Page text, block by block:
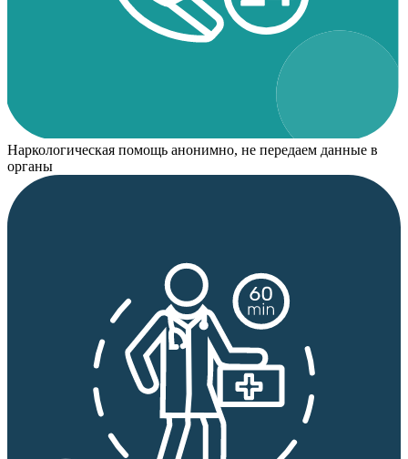
Наркологическая помощь анонимно, не передаем данные в
органы